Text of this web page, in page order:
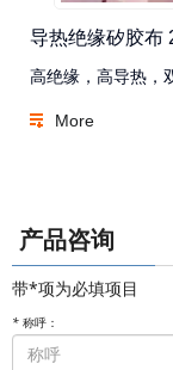
导热绝缘矽胶布
高绝缘，高导热，
More
产品咨询
带*项为必填项目
* 称呼：